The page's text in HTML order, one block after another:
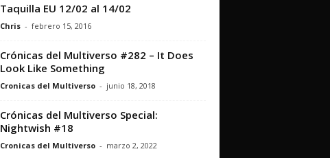
Taquilla EU 12/02 al 14/02
Chris - febrero 15, 2016
Crónicas del Multiverso #282 – It Does
Look Like Something
Cronicas del Multiverso - junio 18, 2018
Crónicas del Multiverso Special:
Nightwish #18
Cronicas del Multiverso - marzo 2, 2022